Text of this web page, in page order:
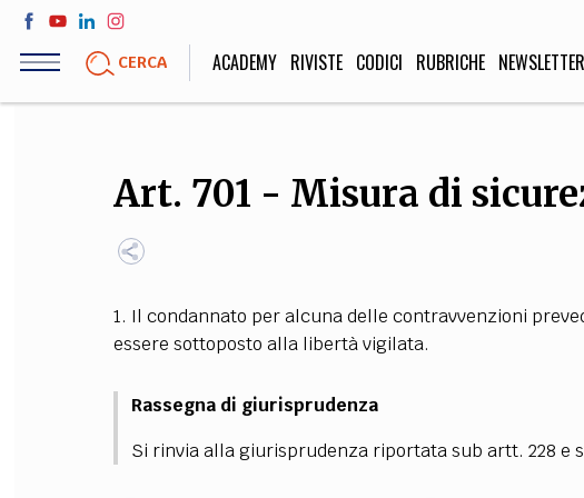
Salta
contenuto
CERCA ACADEMY RIVISTE CODICI RUBRICHE NEWSLETTER
LIFE STYLE
Sport, Cucina, Viaggi,
Moda
SOCIETÀ
Politica, Attualità,
STORIA E FILOSOFIA
umanistiche, Religione
Art. 701 - Misura di
1. Il condannato per alcuna delle contravvenzioni
essere sottoposto alla libertà vigilata.
Rassegna di giurisprudenza
Si rinvia alla giurisprudenza riportata sub artt. 228 e